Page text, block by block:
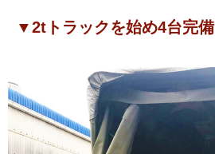
▼2tトラックを始め4台完備